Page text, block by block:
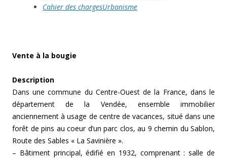
Cahier des chargesUrbanisme
Vente à la bougie
Description
Dans une commune du Centre-Ouest de la France, dans le
département de la Vendée, ensemble immobilier
anciennement à usage de centre de vacances, situé dans une
forêt de pins au coeur d’un parc clos, au 9 chemin du Sablon,
Route des Sables « La Savinière ».
– Bâtiment principal, édifié en 1932, comprenant : salle de